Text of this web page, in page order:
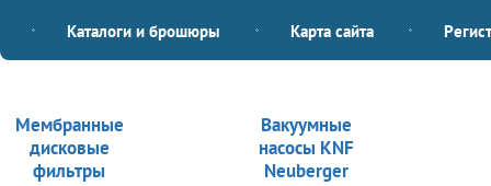
Каталоги и брошюры Карта сайта
Мембранные
дисковые
фильтры
Вакуумные
насосы KNF
Neuberger